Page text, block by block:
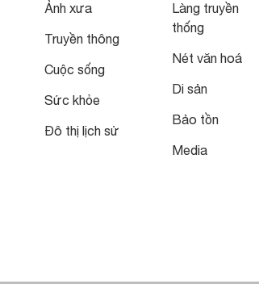
Ảnh xưa
Truyền thông
Cuộc sống
Sức khỏe
Đô thị lịch sử
Làng truyền
thống
Nét văn hoá
Di sản
Bảo tồn
Media